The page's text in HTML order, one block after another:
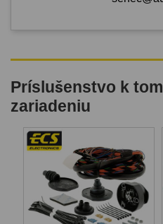
Príslušenstvo k
zariadeniu